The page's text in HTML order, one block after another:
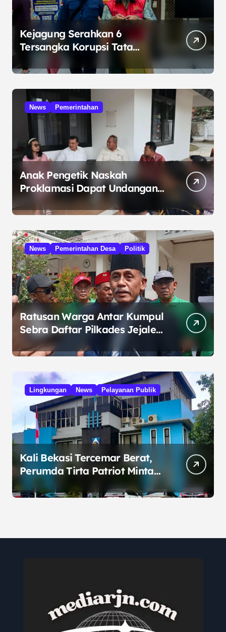
Kejagung Serahkan 6
Tersangka Korupsi Tata
Kelola Minyak ke Penuntut
Umum
News Pemerintahan
Anak Pengetik Naskah
Proklamasi Dapat Undangan
HUT RI dari Presiden
Prabowo
News Pemerintahan Desa Politik
Ratusan Warga Antar Kumpul
Sebra Daftar Pilkades Jejalen
Jaya, Serukan Pemilu Damai
Lingkungan News Pelayanan Publik
Kali Bekasi Tercemar Berat,
Perumda Tirta Patriot Minta
Maaf atas Penurunan Kualitas
Air